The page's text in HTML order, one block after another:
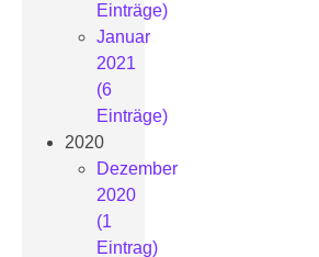
Einträge)
Januar
2021
(6
Einträge)
2020
Dezember
2020
(1
Eintrag)